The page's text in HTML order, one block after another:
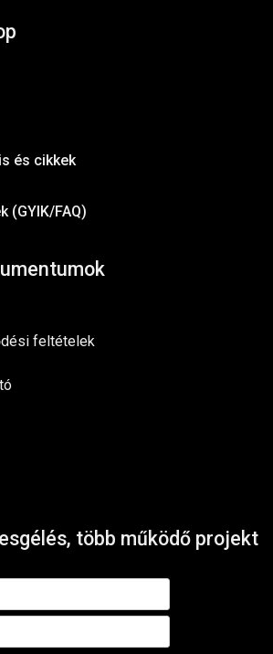
és cikkek
(GYIK/FAQ)
feltételek
több működő projekt